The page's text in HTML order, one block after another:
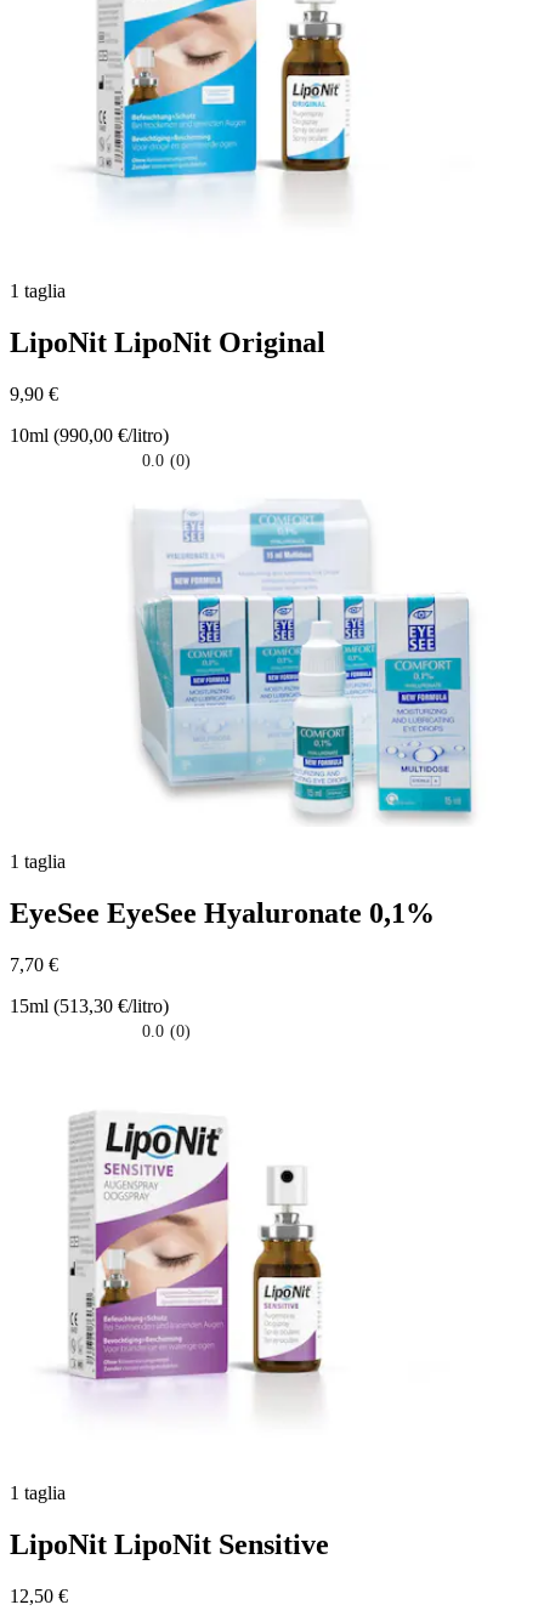
1 taglia
LipoNit LipoNit Original
9,90 €
10ml (990,00 €/litro)
0.0 (0)
1 taglia
EyeSee EyeSee Hyaluronate 0,1%
7,70 €
15ml (513,30 €/litro)
0.0 (0)
1 taglia
LipoNit LipoNit Sensitive
12,50 €